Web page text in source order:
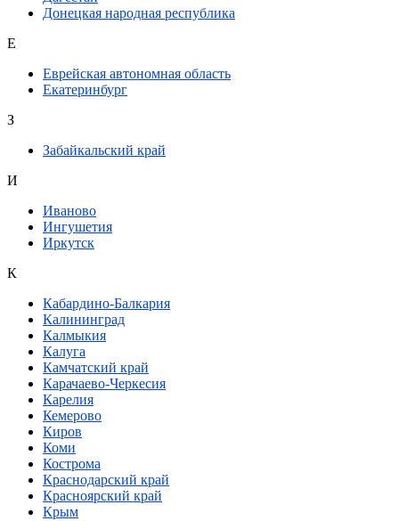
Донецкая народная республика
Е
Еврейская автономная область
Екатеринбург
З
Забайкальский край
И
Иваново
Ингушетия
Иркутск
К
Кабардино-Балкария
Калининград
Калмыкия
Калуга
Камчатский край
Карачаево-Черкесия
Карелия
Кемерово
Киров
Коми
Кострома
Краснодарский край
Красноярский край
Крым